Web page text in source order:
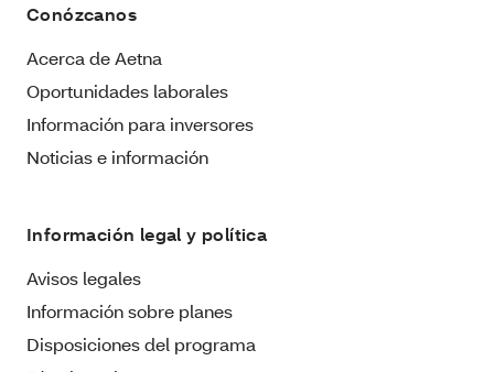
Conózcanos
Acerca de Aetna
Oportunidades laborales
Información para inversores
Noticias e información
Información legal y política
Avisos legales
Información sobre planes
Disposiciones del programa